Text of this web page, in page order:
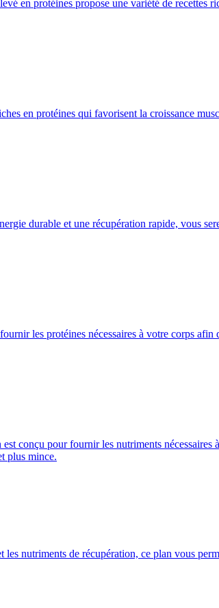
en protéines propose une variété de recettes
en protéines qui favorisent la croissance
durable et une récupération rapide, vous
les protéines nécessaires à votre corps afin
conçu pour fournir les nutriments nécessaires
plus mince.
nutriments de récupération, ce plan vous